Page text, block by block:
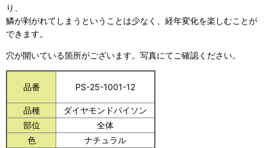
り、
鱗が剥がれてしまうということは少なく、経年変化を楽しむことが
できます。
穴が開いている箇所がございます。写真にてご確認ください。
品番 PS-25-1001-12
品種
ダイヤモンドパイソン
部位
全体
色
ナチュラル